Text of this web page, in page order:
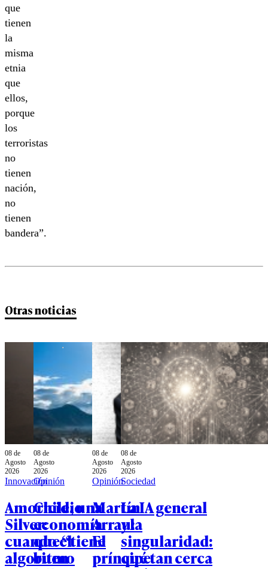
que
tienen
la
misma
etnia
que
ellos,
porque
los
terroristas
no
tienen
nación,
no
tienen
bandera”.
Otras noticias
08 de
Agosto
2026
Innovación
Amoricidio
Silver:
cuando el
algoritmo
08 de
Agosto
2026
Opinión
Chile, una
economía
que “tiene
buen
08 de
Agosto
2026
Opinión
Martín
Arrau:
El
príncipe
08 de
Agosto
2026
Sociedad
La IA general
y la
singularidad:
qué tan cerca